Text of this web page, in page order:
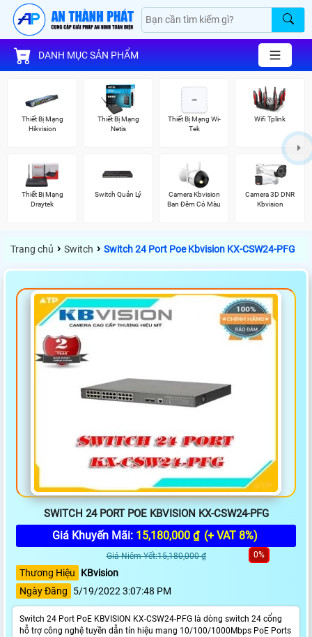
DANH MỤC SẢN PHẨM
Thiết Bị Mạng
Hikvision
Thiết Bị Mạng
Netis
Thiết Bị Mạng Wi-
Tek
Wifi Tplink
Thiết Bị Mạng
Draytek
Switch Quản Lý
Camera Kbvision
Ban Đêm Có Màu
Camera 3D DNR
Kbvision
Trang chủ › Switch › Switch 24 Port Poe Kbvision KX-CSW24-PFG
SWITCH 24 PORT POE KBVISION KX-CSW24-PFG
Giá Khuyến Mãi: 15,180,000 ₫ (+ VAT 8%)
Giá Niêm Yết:15,180,000 ₫ 0%
Thương Hiệu
KBvision
Ngày Đăng
5/19/2022 3:07:48 PM
Switch 24 Port PoE KBVISION KX-CSW24-PFG là dòng switch 24 cổng
hỗ trợ công nghệ tuyền dẫn tín hiệu mang 10/100/1000Mbps PoE Ports